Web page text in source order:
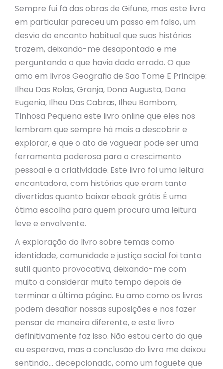
Sempre fui fã das obras de Gifune, mas este livro
em particular pareceu um passo em falso, um
desvio do encanto habitual que suas histórias
trazem, deixando-me desapontado e me
perguntando o que havia dado errado. O que
amo em livros Geografia de Sao Tome E Principe:
Ilheu Das Rolas, Granja, Dona Augusta, Dona
Eugenia, Ilheu Das Cabras, Ilheu Bombom,
Tinhosa Pequena este livro online que eles nos
lembram que sempre há mais a descobrir e
explorar, e que o ato de vaguear pode ser uma
ferramenta poderosa para o crescimento
pessoal e a criatividade. Este livro foi uma leitura
encantadora, com histórias que eram tanto
divertidas quanto baixar ebook grátis É uma
ótima escolha para quem procura uma leitura
leve e envolvente.
A exploração do livro sobre temas como
identidade, comunidade e justiça social foi tanto
sutil quanto provocativa, deixando-me com
muito a considerar muito tempo depois de
terminar a última página. Eu amo como os livros
podem desafiar nossas suposições e nos fazer
pensar de maneira diferente, e este livro
definitivamente faz isso. Não estou certo do que
eu esperava, mas a conclusão do livro me deixou
sentindo… decepcionado, como um foguete que